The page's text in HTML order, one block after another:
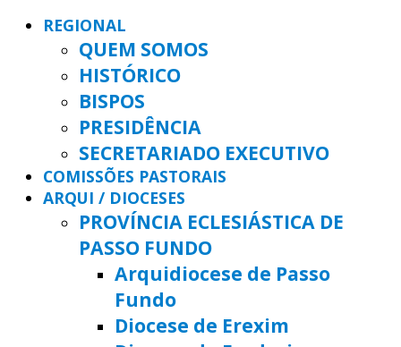
REGIONAL
QUEM SOMOS
HISTÓRICO
BISPOS
PRESIDÊNCIA
SECRETARIADO EXECUTIVO
COMISSÕES PASTORAIS
ARQUI / DIOCESES
PROVÍNCIA ECLESIÁSTICA DE
PASSO FUNDO
Arquidiocese de Passo
Fundo
Diocese de Erexim